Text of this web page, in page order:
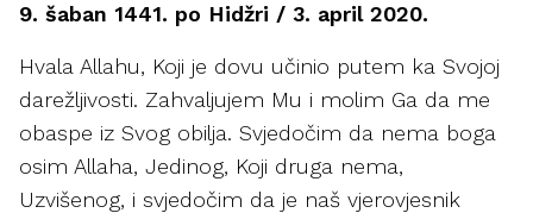
9. šaban 1441. po Hidžri / 3. april 2020.
Hvala Allahu, Koji je dovu učinio putem ka Svojoj
darežljivosti. Zahvaljujem Mu i molim Ga da me
obaspe iz Svog obilja. Svjedočim da nema boga
osim Allaha, Jedinog, Koji druga nema,
Uzvišenog, i svjedočim da je naš vjerovjesnik